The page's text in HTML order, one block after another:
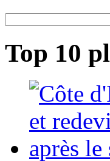
Top 10